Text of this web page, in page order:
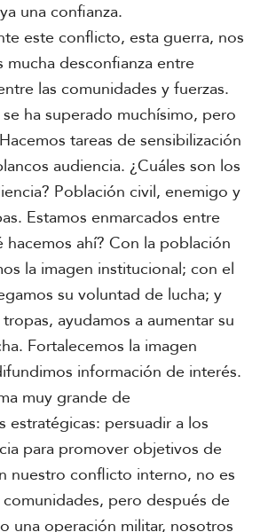
una confianza.
este conflicto, esta guerra, nos
desconfianza entre
las comunidades y fuerzas.
ha superado muchísimo, pero
tareas de sensibilización
audiencia. ¿Cuáles son los
Población civil, enemigo y
Estamos enmarcados entre
hacemos ahí? Con la población
la imagen institucional; con el
su voluntad de lucha; y
ayudamos a aumentar su
Fortalecemos la imagen
información de interés.
muy grande de
estratégicas: persuadir a los
para promover objetivos de
nuestro conflicto interno, no es
pero después de
una operación militar, nosotros